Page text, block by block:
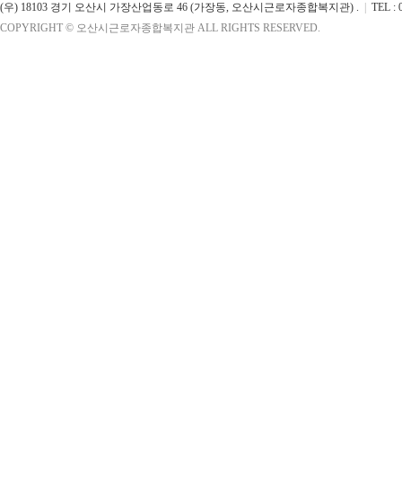
(우) 18103 경기 오산시 가장산업동로 46 (가장동, 오산시근로자종합복지관) .
TEL :
COPYRIGHT © 오산시근로자종합복지관 ALL RIGHTS RESERVED.